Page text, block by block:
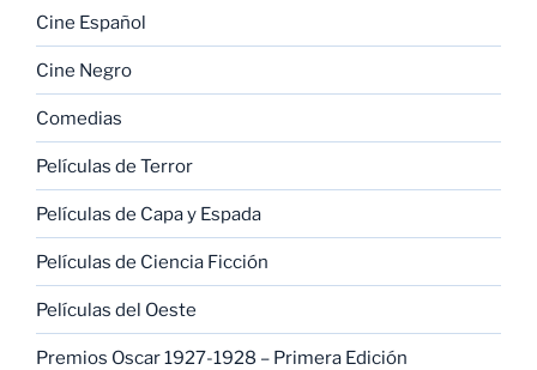
Cine Español
Cine Negro
Comedias
Películas de Terror
Películas de Capa y Espada
Películas de Ciencia Ficción
Películas del Oeste
Premios Oscar 1927-1928 – Primera Edición